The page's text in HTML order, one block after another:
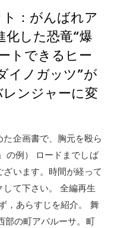
：がんばれア
化した恐竜“爆
トできるヒー
イノガッツ”が
ンジャーに変
企画書で、胸元を殴ら
の例） ロードまでしば
います。時間が経って
て下さい。 全編再生
，あらすじを紹介。 舞
部の町アパルーサ。町